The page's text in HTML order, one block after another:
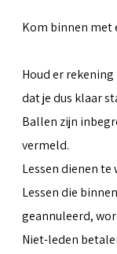
Kom binnen met
Houd er
dat je dus klaar
Ballen zijn
vermeld.
Lessen dienen
Lessen die
geannuleerd,
Niet-leden